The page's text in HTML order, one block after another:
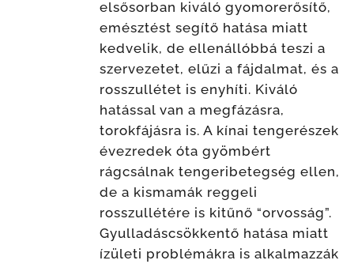
elsősorban kiváló gyomorerősítő,
emésztést segítő hatása miatt
kedvelik, de ellenállóbbá teszi a
szervezetet, elűzi a fájdalmat, és a
rosszullétet is enyhíti. Kiváló
hatással van a megfázásra,
torokfájásra is. A kínai tengerészek
évezredek óta gyömbért
rágcsálnak tengeribetegség ellen,
de a kismamák reggeli
rosszullétére is kitűnő “orvosság”.
Gyulladáscsökkentő hatása miatt
ízületi problémákra is alkalmazzák